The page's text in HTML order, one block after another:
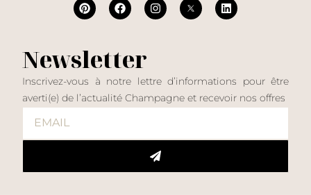
Newsletter
Inscrivez-vous à notre lettre d’informations pour être
averti(e) de l’actualité Champagne et recevoir nos offres